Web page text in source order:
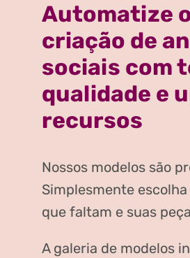
Automatize
criação de
sociais com
qualidade e
recursos
Nossos modelos são
Simplesmente
que faltam e suas
A galeria de modelos